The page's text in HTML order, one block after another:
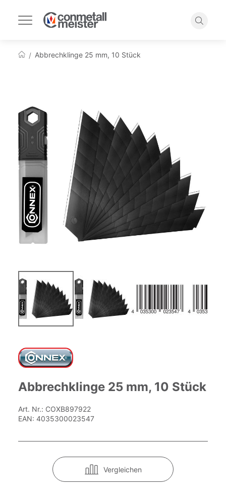
Navigation
umschalten
Suche
StartseiteAbbrechklinge 25 mm, 10 Stück
Bildgalerie
springen
der
Bildgalerie
springen
Abbrechklinge 25 mm, 10 Stück
Art. Nr.: COXB897922
EAN: 4035300023547
Vergleichen